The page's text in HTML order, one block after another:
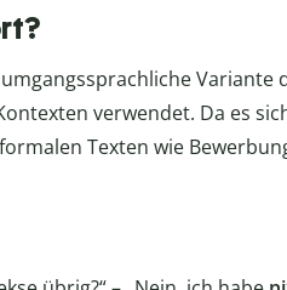
umgangssprachliche
verwendet. Da es
Texten wie